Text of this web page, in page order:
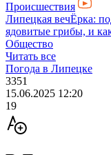
Происшествия
Липецкая вечЁрка:
ядовитые грибы, и
Общество
Читать все
Погода в Липецке
3351
15.06.2025 12:20
19